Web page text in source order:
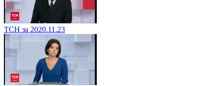
ТСН за 2020.11.23